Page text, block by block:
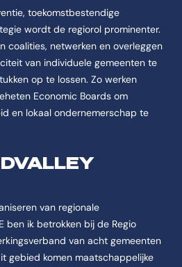
toekomstbestendige
wordt de regiorol prominenter.
coalities, netwerken en overleggen
van individuele gemeenten te
op te lossen. Zo werken
Economic Boards om
en lokaal ondernemerschap te
van regionale
ben ik betrokken bij de Regio
van acht gemeenten
gebied komen maatschappelijke